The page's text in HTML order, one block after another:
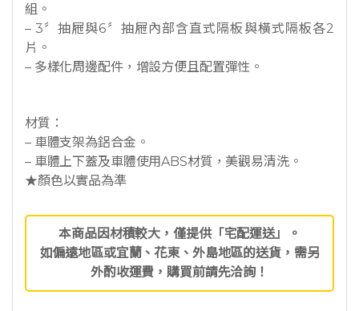
組。
– 3〞抽屜與6〞抽屜內部含直式隔板與橫式隔板各2
片。
– 多樣化周邊配件，增設方便且配置彈性。
材質：
– 車體支架為鋁合金。
– 車體上下蓋及車體使用ABS材質，美觀易清洗。
★顏色以實品為準
本商品因材積較大，僅提供「宅配運送」。
如偏遠地區或宜蘭、花東、外島地區的送貨，需另
外酌收運費，購買前請先洽詢！